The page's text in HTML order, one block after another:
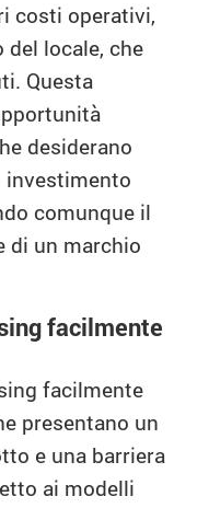
costi operativi,
del locale, che
Questa
desiderano
investimento
comunque il
di un marchio
facilmente
facilmente
presentano un
e una barriera
ai modelli